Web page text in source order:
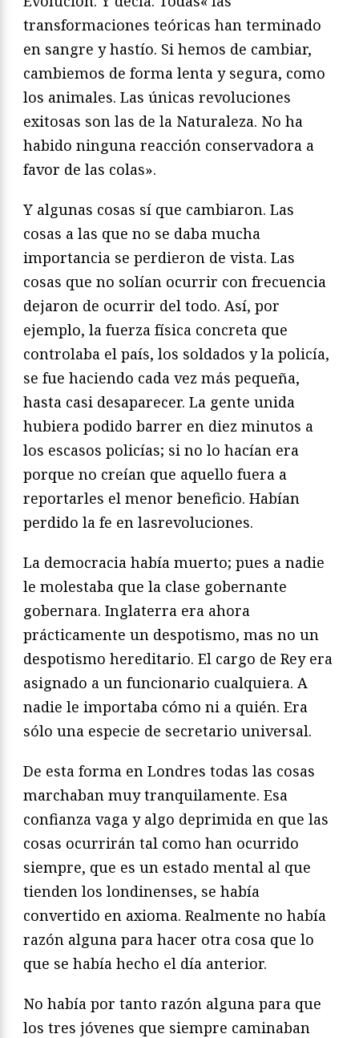
transformaciones teóricas han terminado
en sangre y hastío. Si hemos de cambiar,
cambiemos de forma lenta y segura, como
los animales. Las únicas revoluciones
exitosas son las de la Naturaleza. No ha
habido ninguna reacción conservadora a
favor de las colas».
Y algunas cosas sí que cambiaron. Las
cosas a las que no se daba mucha
importancia se perdieron de vista. Las
cosas que no solían ocurrir con frecuencia
dejaron de ocurrir del todo. Así, por
ejemplo, la fuerza física concreta que
controlaba el país, los soldados y la policía,
se fue haciendo cada vez más pequeña,
hasta casi desaparecer. La gente unida
hubiera podido barrer en diez minutos a
los escasos policías; si no lo hacían era
porque no creían que aquello fuera a
reportarles el menor beneficio. Habían
perdido la fe en lasrevoluciones.
La democracia había muerto; pues a nadie
le molestaba que la clase gobernante
gobernara. Inglaterra era ahora
prácticamente un despotismo, mas no un
despotismo hereditario. El cargo de Rey era
asignado a un funcionario cualquiera. A
nadie le importaba cómo ni a quién. Era
sólo una especie de secretario universal.
De esta forma en Londres todas las cosas
marchaban muy tranquilamente. Esa
confianza vaga y algo deprimida en que las
cosas ocurrirán tal como han ocurrido
siempre, que es un estado mental al que
tienden los londinenses, se había
convertido en axioma. Realmente no había
razón alguna para hacer otra cosa que lo
que se había hecho el día anterior.
No había por tanto razón alguna para que
los tres jóvenes que siempre caminaban